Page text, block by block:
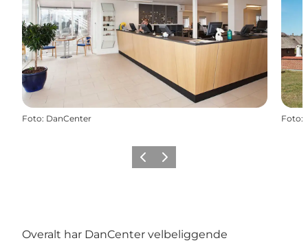
Foto: DanCenter Foto:
ForrigeNæste
Overalt har DanCenter velbeliggende